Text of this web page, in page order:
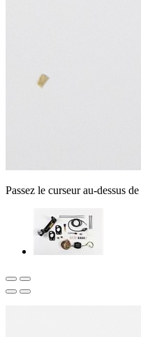
Passez le curseur au-dessus